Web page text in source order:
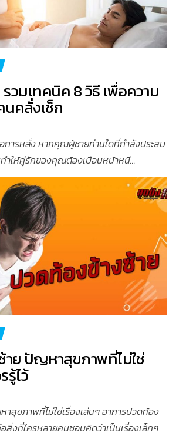
วมเทคนิค 8 วิธี เพื่อความ
คลั่งเซ็ก
การหลั่ง หากคุณผู้ชายท่านใดที่กำลังประสบ
ำให้คู่รักของคุณต้องเบือนหน้าหนี...
าย ปัญหาสุขภาพที่ไม่ใช่
รู้ไว้
สุขภาพที่ไม่ใช่เรื่องเล่นๆ อาการปวดท้อง
สิ่งที่ใครหลายคนชอบคิดว่าเป็นเรื่องเล็กๆ